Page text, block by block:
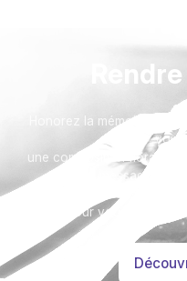
Honorez la mémoire de
vous
une composition florale,
message
Toutes nos options sont
pour vous aider à